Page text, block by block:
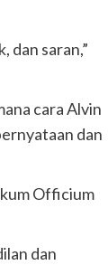
dan saran,”
cara Alvin
dan
Officium
dan